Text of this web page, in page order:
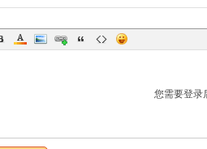
您需要登录